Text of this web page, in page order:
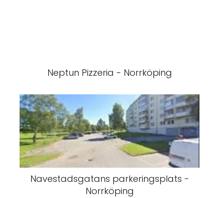
Neptun Pizzeria - Norrköping
Navestadsgatans parkeringsplats -
Norrköping